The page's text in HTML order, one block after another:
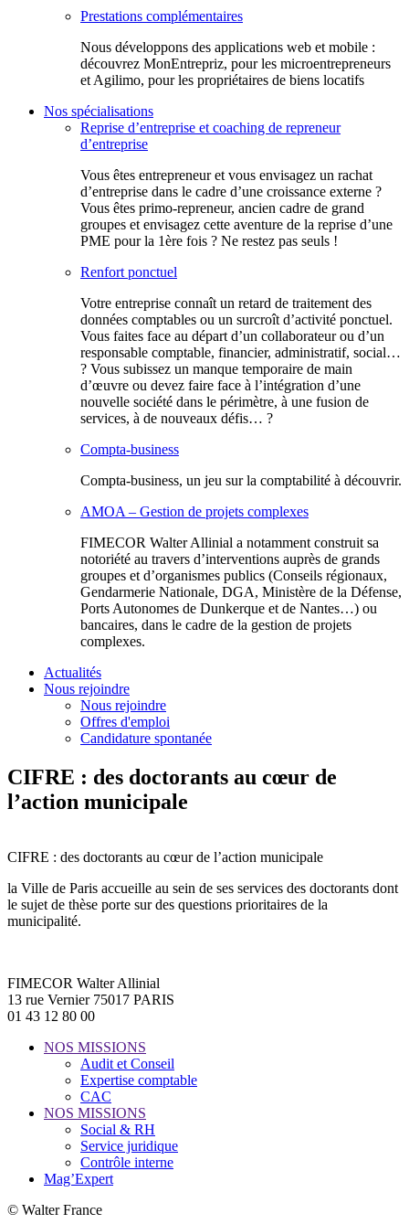
Prestations complémentaires
Nous développons des applications web et mobile :
découvrez MonEntrepriz, pour les microentrepreneurs
et Agilimo, pour les propriétaires de biens locatifs
Nos spécialisations
Reprise d’entreprise et coaching de repreneur
d’entreprise
Vous êtes entrepreneur et vous envisagez un rachat
d’entreprise dans le cadre d’une croissance externe ?
Vous êtes primo-repreneur, ancien cadre de grand
groupes et envisagez cette aventure de la reprise d’une
PME pour la 1ère fois ? Ne restez pas seuls !
Renfort ponctuel
Votre entreprise connaît un retard de traitement des
données comptables ou un surcroît d’activité ponctuel.
Vous faites face au départ d’un collaborateur ou d’un
responsable comptable, financier, administratif, social…
? Vous subissez un manque temporaire de main
d’œuvre ou devez faire face à l’intégration d’une
nouvelle société dans le périmètre, à une fusion de
services, à de nouveaux défis… ?
Compta-business
Compta-business, un jeu sur la comptabilité à découvrir.
AMOA – Gestion de projets complexes
FIMECOR Walter Allinial a notamment construit sa
notoriété au travers d’interventions auprès de grands
groupes et d’organismes publics (Conseils régionaux,
Gendarmerie Nationale, DGA, Ministère de la Défense,
Ports Autonomes de Dunkerque et de Nantes…) ou
bancaires, dans le cadre de la gestion de projets
complexes.
Actualités
Nous rejoindre
Nous rejoindre
Offres d'emploi
Candidature spontanée
CIFRE : des doctorants au cœur de
l’action municipale
CIFRE : des doctorants au cœur de l’action municipale
la Ville de Paris accueille au sein de ses services des doctorants dont
le sujet de thèse porte sur des questions prioritaires de la
municipalité.
FIMECOR Walter Allinial
13 rue Vernier 75017 PARIS
01 43 12 80 00
NOS MISSIONS
Audit et Conseil
Expertise comptable
CAC
NOS MISSIONS
Social & RH
Service juridique
Contrôle interne
Mag’Expert
© Walter France